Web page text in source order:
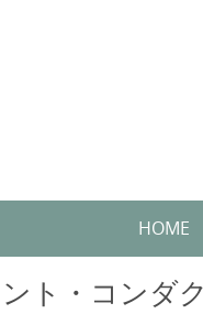
HOME
ト・コンダ